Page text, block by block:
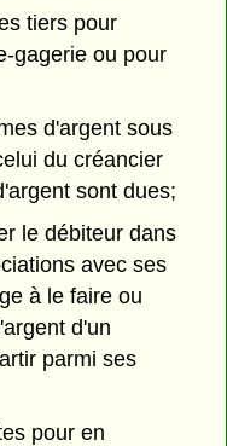
tiers pour
gagerie ou pour
d'argent sous
du créancier
sont dues;
le débiteur dans
avec ses
à le faire ou
d'un
parmi ses
pour en